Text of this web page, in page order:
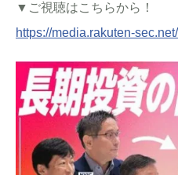
▼ご視聴はこちらから！
https://media.rakuten-